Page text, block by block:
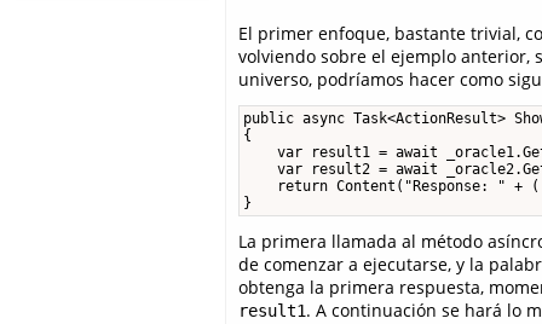
El primer enfoque, bastante trivial,
volviendo sobre el ejemplo anterior,
universo, podríamos hacer como
public async Task<ActionResult>
{
var result1 = await
var result2 = await
return Content("Response: " +
}
La primera llamada al método
de comenzar a ejecutarse, y la
obtenga la primera respuesta,
result1. A continuación se hará lo